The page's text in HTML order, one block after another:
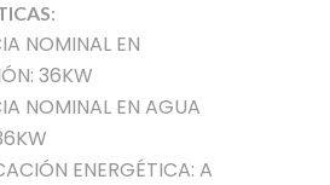
:
NOMINAL EN
36KW
NOMINAL EN AGUA
ENERGÉTICA: A